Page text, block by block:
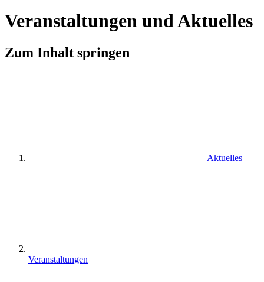
Veranstaltungen und Aktuelles
Zum Inhalt springen
Aktuelles
Veranstaltungen